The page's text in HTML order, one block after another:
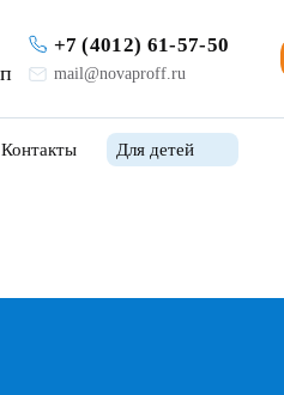
+7 (4012) 61-57-50
mail@novaproff.ru
Контакты Для детей